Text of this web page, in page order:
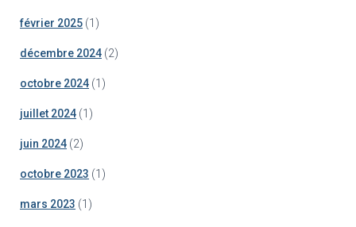
février 2025 (1)
décembre 2024 (2)
octobre 2024 (1)
juillet 2024 (1)
juin 2024 (2)
octobre 2023 (1)
mars 2023 (1)